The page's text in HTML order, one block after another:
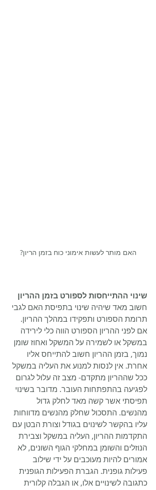
האם מותר לעשות אימוני כוח בזמן הריון?
שינוי ההתייחסות לספורט בזמן ההריון
חשוב מאד שיהיה שינוי בתפיסת האם לגבי
תרומת הספורט ותפקידו במהלך ההריון.
אם לפני ההריון הספורט הווה כלי לירידה
במשקל או לשמירה על המשקל ואחוז שומן
נמוך, בזמן ההריון חשוב להתייחס אליו
אחרת. אין לנסות למנוע את העליה במשקל
ככל שההריון מתקדם- מצב זה עלול לגרום
לפגיעה בהתפתחות העובר. מדובר בשינוי
תפיסתי אשר קשה מאד לחלק גדול
מהנשים. התסכול שחלק מהנשים מדווחות
עליו בהקשר לשינוים בגודל וצורת הבטן עם
התקדמות ההריון, העליה במשקל וצבירת
הנוזלים והשומן במחלקי הגוף השונים, לא
אמורים להיות מעוכבים על ידי שילוב
פעילות גופנית. הגברת הפעילות הגופנית
כתגובה לשינויים אלו, או הגבלה קלורית